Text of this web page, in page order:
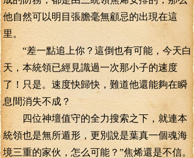
他自然可以明目張膽毫無顧忌的出現在這
里。
“差一點追上你？這倒也有可能，今天白
天，本統領已經見識過一次那小子的速度
了！只是。速度快歸快，難道他還能夠在瞬
息間消失不成？
四位神壇值守的全力搜索之下，就連本
統領也是無所遁形，更別說是葉真一個魂海
境三重的家伙，怎么可能？”焦烯還是不信。